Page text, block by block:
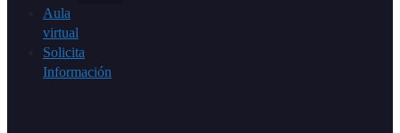
Aula
virtual
Solicita
Información